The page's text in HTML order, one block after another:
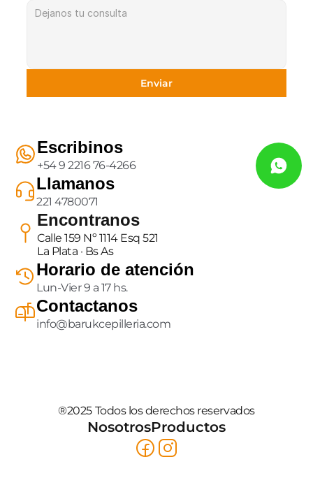
Enviar
Escribinos
+54 9 2216 76-4266
Llamanos
221 4780071
Encontranos
Calle 159 Nº 1114 Esq 521
La Plata · Bs As
Horario de atención
Lun-Vier 9 a 17 hs.
Contactanos
info@barukcepilleria.com
®2025 Todos los derechos reservados
NosotrosProductos